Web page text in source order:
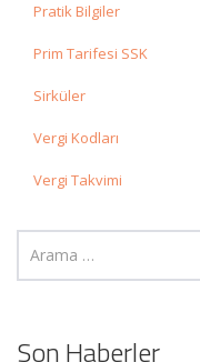
Pratik Bilgiler
Prim Tarifesi SSK
Sirküler
Vergi Kodları
Vergi Takvimi
Son Haberler